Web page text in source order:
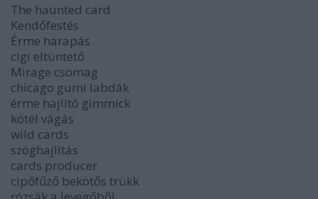
The haunted card
Kendőfestés
Érme harapás
cigi eltüntető
Mirage csomag
chicago gumi labdák
érme hajlító gimmick
kötél vágás
wild cards
szöghajlítás
cards producer
cipőfűző bekötős trükk